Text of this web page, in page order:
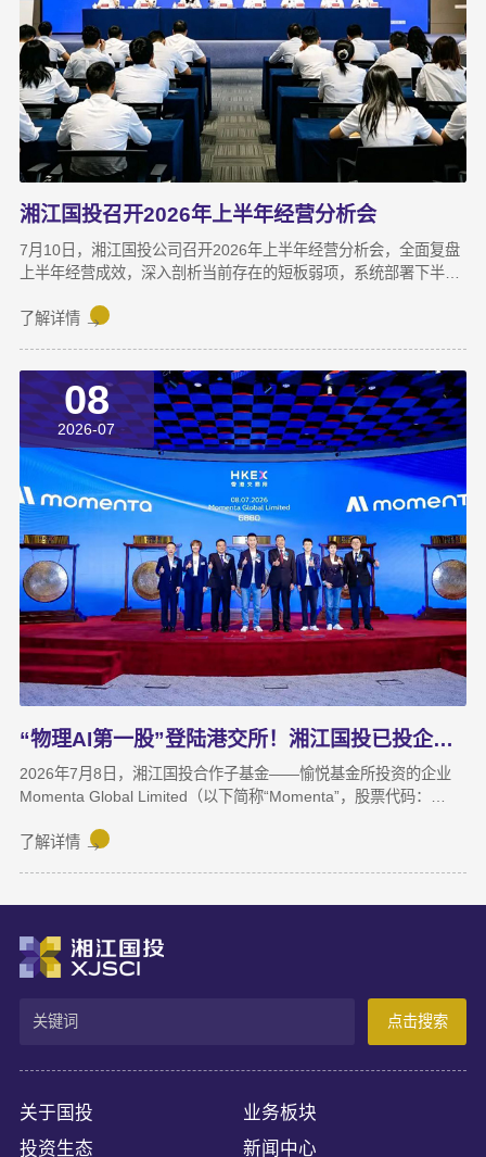
湘江国投召开2026年上半年经营分析会
7月10日，湘江国投公司召开2026年上半年经营分析会，全面复盘
上半年经营成效，深入剖析当前存在的短板弱项，系统部署下半年
年。湘江集团党委副书记宋邦到会指导，湘江国投公司董事长龚国
了上半年业务拓展、指标完成及重点专项推进情况。领导班子成员
结合分管领域，交流工作思路与落实举措，进一步统一思想、凝聚
共识，为下半年协同作战夯实基础。龚国旺在总结讲话中指出，上
半年公司经营效益稳中有升，实现营收6358万元，同比增长
27.6%；利润总额达1.26亿元，同比增长82.8%。股权投资标的持
续向好，金融资产浮盈实现可持续增长，投资主业对公司整体盈利
能力的支撑作用进一步增强。基金业务进退有序，投退良性循环格
局初步形成；直投项目储备与落地扎实推进，资本招商取得实质进
展；湘江基金小镇二期克服连续雨季施工困难，顺利完成竣工验
收；数据运营、商业保理转型取得阶段性突破，科技成果转化服务
与大学生创新创业支持工作也正加速铺开，为后续增长注入新活
力。
了解详情
08
2026-07
“物理AI第一股”登陆港交所！湘江国投已投企业Momenta成功上市
2026年7月8日，湘江国投合作子基金——愉悦基金所投资的企业
Momenta Global Limited（以下简称“Momenta”，股票代码：
第一股”。Momenta本次上市募集资金将主要用于物理AI核心技术
驾驶与人工智能企业，核心团队源自微软亚洲研究院、商汤科技等
AI机构。公司率先提出并量产首发R7世界模型，让AI从“识别像素”
进阶为“理解物理规律、推演真实世界演变”，支撑乘用车高阶智
驾、Robotaxi、无人物流等全场景落地。截至上市前夕，搭载
Momenta智驾系统的量产车辆规模已突破100万台，成功交付超
100款量产车型，与全球前十车企中九家建立合作。据灼识咨询数
据，2025年3月至2026年2月，Momenta在中国第三方城市NOA解
决方案市场销量市占率达65%，位居独立供应商，确立了其物理AI
了解详情
点击搜索
关于国投
业务板块
投资生态
新闻中心